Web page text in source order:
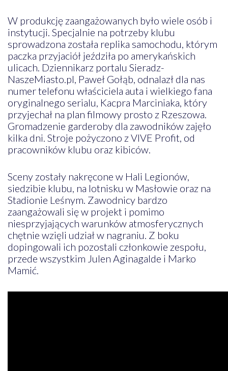
W produkcję zaangażowanych było wiele osób i
instytucji. Specjalnie na potrzeby klubu
sprowadzona została replika samochodu, którym
paczka przyjaciół jeździła po amerykańskich
ulicach. Dziennikarz portalu Sieradz-
NaszeMiasto.pl, Paweł Gołąb, odnalazł dla nas
numer telefonu właściciela auta i wielkiego fana
oryginalnego serialu, Kacpra Marciniaka, który
przyjechał na plan filmowy prosto z Rzeszowa.
Gromadzenie garderoby dla zawodników zajęło
kilka dni. Stroje pożyczono z VIVE Profit, od
pracowników klubu oraz kibiców.
Sceny zostały nakręcone w Hali Legionów,
siedzibie klubu, na lotnisku w Masłowie oraz na
Stadionie Leśnym. Zawodnicy bardzo
zaangażowali się w projekt i pomimo
niesprzyjających warunków atmosferycznych
chętnie wzięli udział w nagraniu. Z boku
dopingowali ich pozostali członkowie zespołu,
przede wszystkim Julen Aginagalde i Marko
Mamić.